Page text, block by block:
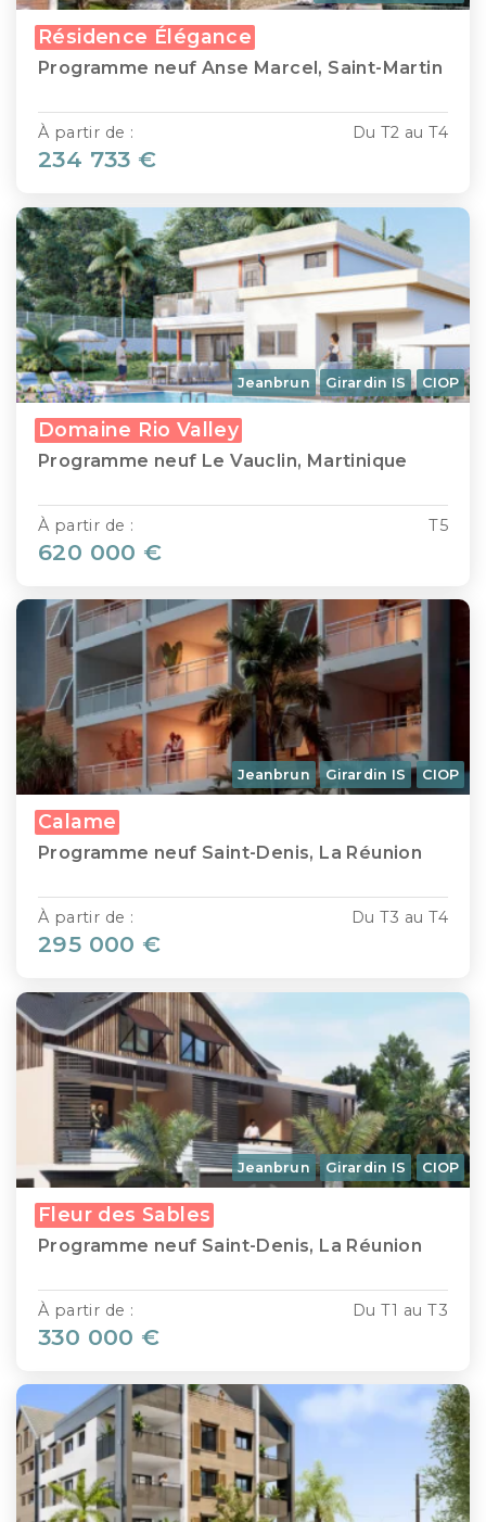
Résidence Élégance
Programme neuf Anse Marcel, Saint-Martin
Du T2 au T4
À partir de :
234 733 €
Jeanbrun Girardin IS CIOP
Domaine Rio Valley
Programme neuf Le Vauclin, Martinique
T5
À partir de :
620 000 €
Jeanbrun Girardin IS CIOP
Calame
Programme neuf Saint-Denis, La Réunion
Du T3 au T4
À partir de :
295 000 €
Jeanbrun Girardin IS CIOP
Fleur des Sables
Programme neuf Saint-Denis, La Réunion
Du T1 au T3
À partir de :
330 000 €